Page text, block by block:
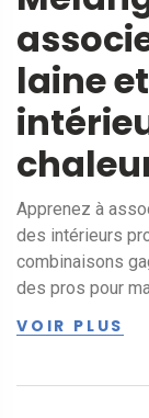
laine
Apprenez à
des intérieurs
combinaisons
des pros pour
VOIR PLUS